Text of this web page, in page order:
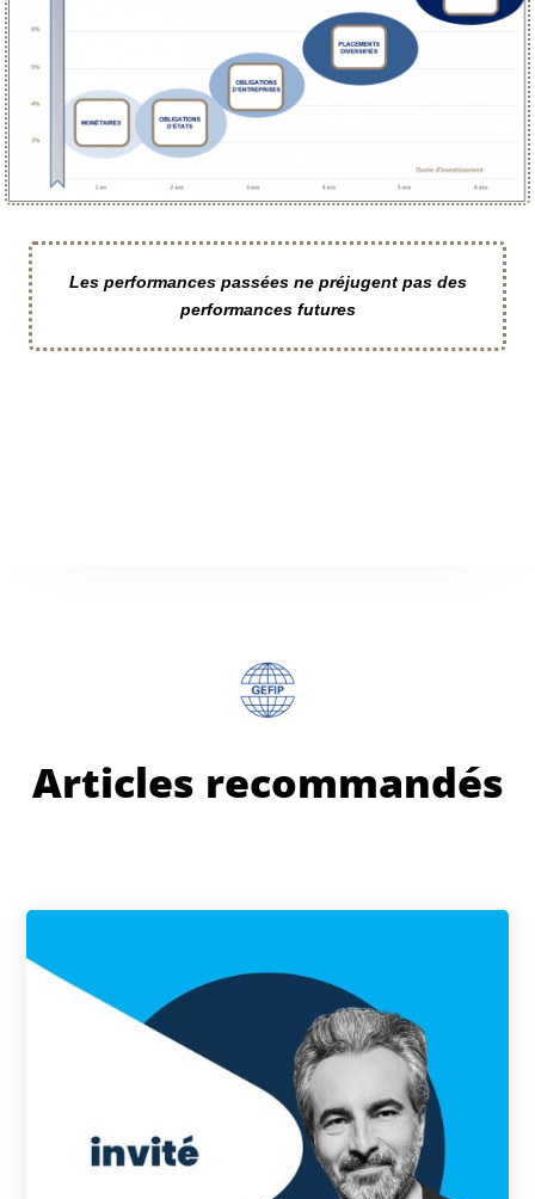
Les performances passées ne préjugent pas des
performances futures
Articles recommandés